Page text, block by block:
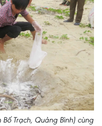
Trạch, Quảng Bình) cùng